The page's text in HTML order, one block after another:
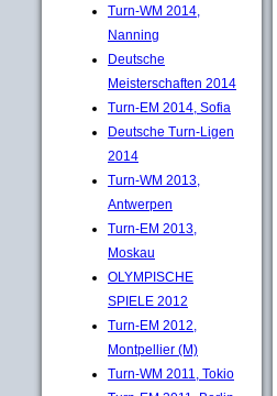
Turn-WM 2014,
Nanning
Deutsche
Meisterschaften 2014
Turn-EM 2014, Sofia
Deutsche Turn-Ligen
2014
Turn-WM 2013,
Antwerpen
Turn-EM 2013,
Moskau
OLYMPISCHE
SPIELE 2012
Turn-EM 2012,
Montpellier (M)
Turn-WM 2011, Tokio